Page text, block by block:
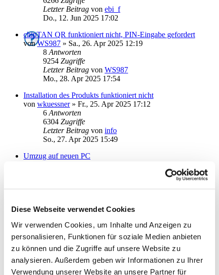
Diese Webseite verwendet Cookies
Wir verwenden Cookies, um Inhalte und Anzeigen zu
personalisieren, Funktionen für soziale Medien anbieten
zu können und die Zugriffe auf unsere Website zu
analysieren. Außerdem geben wir Informationen zu Ihrer
Verwendung unserer Website an unsere Partner für
Letzter Beitrag von ebi_f
Do., 12. Jun 2025 17:02
chipTAN QR funktioniert nicht, PIN-Eingabe gefordert
vonWS987 » Sa., 26. Apr 2025 12:19
8 Antworten
9254 Zugriffe
Letzter Beitrag von WS987
Mo., 28. Apr 2025 17:54
Installation des Produkts funktioniert nicht
von wkuessner» Fr., 25. Apr 2025 17:12
6 Antworten
6304 Zugriffe
Letzter Beitrag von info
So., 27. Apr 2025 15:49
Umzug auf neuen PC
Letzter Beitragvonmgk02
vonDeubzerk»Mi., 12. Mär 2025 18:33
4Antworten
Zugriffe
Letzter BeitragvonDeubzerk
Fr., 14. Mär 2025 14:22